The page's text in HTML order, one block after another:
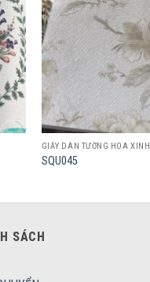
GIẤY DÁN TƯỜNG HOA XINH
SQU045
SÁCH